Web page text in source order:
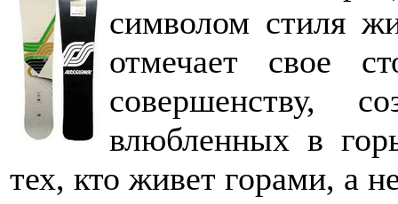
символом стиля
отмечает свое
совершенству,
влюбленных в
тех, кто живет горами, а